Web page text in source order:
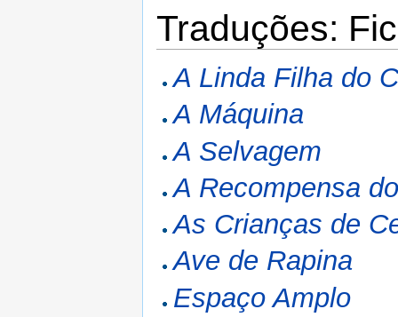
Traduções:
A Linda Filha do
A Máquina
A Selvagem
A Recompensa
As Crianças de
Ave de Rapina
Espaço Amplo